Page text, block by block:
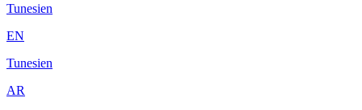
Tunesien
EN
Tunesien
AR